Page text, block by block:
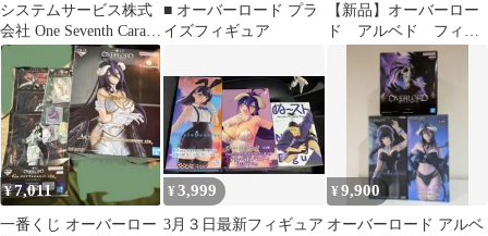
システムサービス株式
会社 One Seventh Carat
フィギュア アルベド バ
ニー Ver.
■ オーバーロード プラ
イズフィギュア
【新品】オーバーロー
ド アルベド フィギ
ュア ２点 まとめ売
¥7,011
一番くじ オーバーロー
¥3,999
3月３日最新フィギュア
¥9,900
オーバーロード アルベ